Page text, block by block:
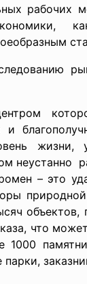
неустанно
– это
что
1000